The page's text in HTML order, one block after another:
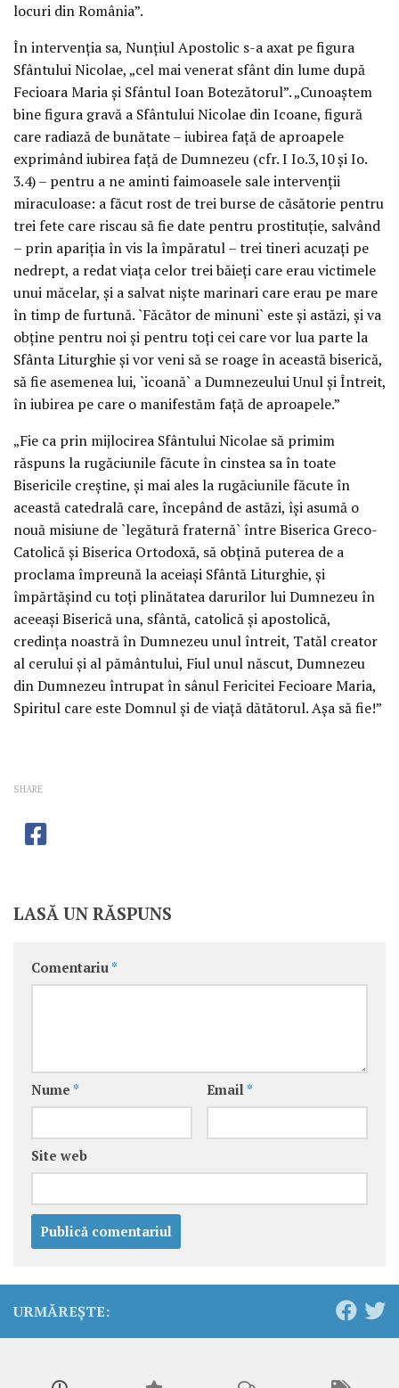
locuri din România”.
În intervenţia sa, Nunţiul Apostolic s-a axat pe figura
Sfântului Nicolae, „cel mai venerat sfânt din lume după
Fecioara Maria şi Sfântul Ioan Botezătorul”. „Cunoaştem
bine figura gravă a Sfântului Nicolae din Icoane, figură
care radiază de bunătate – iubirea faţă de aproapele
exprimând iubirea faţă de Dumnezeu (cfr. I Io.3,10 şi Io.
3.4) – pentru a ne aminti faimoasele sale intervenţii
miraculoase: a făcut rost de trei burse de căsătorie pentru
trei fete care riscau să fie date pentru prostituţie, salvând
– prin apariţia în vis la împăratul – trei tineri acuzaţi pe
nedrept, a redat viaţa celor trei băieţi care erau victimele
unui măcelar, şi a salvat nişte marinari care erau pe mare
în timp de furtună. `Făcător de minuni` este şi astăzi, şi va
obţine pentru noi şi pentru toţi cei care vor lua parte la
Sfânta Liturghie şi vor veni să se roage în această biserică,
să fie asemenea lui, `icoană` a Dumnezeului Unul şi Întreit,
în iubirea pe care o manifestăm faţă de aproapele.”
„Fie ca prin mijlocirea Sfântului Nicolae să primim
răspuns la rugăciunile făcute în cinstea sa în toate
Bisericile creştine, şi mai ales la rugăciunile făcute în
această catedrală care, începând de astăzi, îşi asumă o
nouă misiune de `legătură fraternă` între Biserica Greco-
Catolică şi Biserica Ortodoxă, să obţină puterea de a
proclama împreună la aceiaşi Sfântă Liturghie, şi
împărtăşind cu toţi plinătatea darurilor lui Dumnezeu în
aceeaşi Biserică una, sfântă, catolică şi apostolică,
credinţa noastră în Dumnezeu unul întreit, Tatăl creator
al cerului şi al pământului, Fiul unul născut, Dumnezeu
din Dumnezeu întrupat în sânul Fericitei Fecioare Maria,
Spiritul care este Domnul şi de viaţă dătătorul. Aşa să fie!”
SHARE
LASĂ UN RĂSPUNS
Comentariu *
Nume * Email *
Site web
URMĂREȘTE: